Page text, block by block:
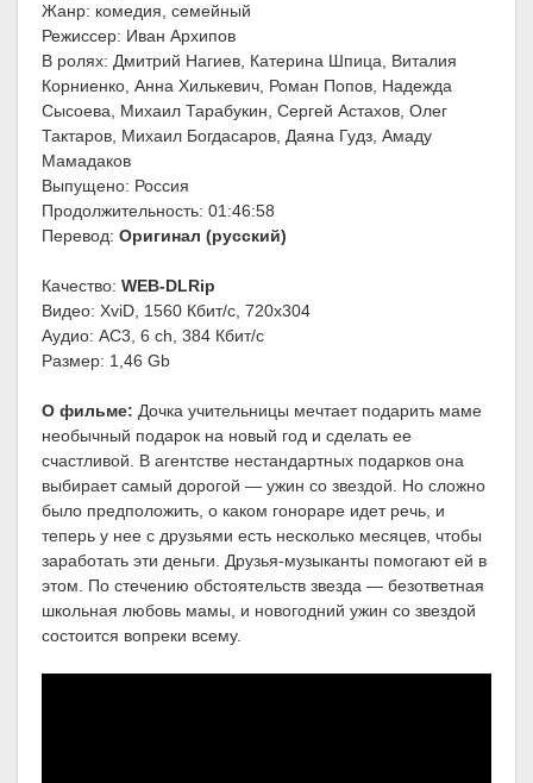
Жанр: комедия, семейный
Режиссер: Иван Архипов
В ролях: Дмитрий Нагиев, Катерина Шпица, Виталия
Корниенко, Анна Хилькевич, Роман Попов, Надежда
Сысоева, Михаил Тарабукин, Сергей Астахов, Олег
Тактаров, Михаил Богдасаров, Даяна Гудз, Амаду
Мамадаков
Выпущено: Россия
Продолжительность: 01:46:58
Перевод: Оригинал (русский)
Качество: WEB-DLRip
Видео: XviD, 1560 Кбит/с, 720x304
Аудио: AC3, 6 ch, 384 Кбит/с
Размер: 1,46 Gb
О фильме: Дочка учительницы мечтает подарить маме
необычный подарок на новый год и сделать ее
счастливой. В агентстве нестандартных подарков она
выбирает самый дорогой — ужин со звездой. Но сложно
было предположить, о каком гонораре идет речь, и
теперь у нее с друзьями есть несколько месяцев, чтобы
заработать эти деньги. Друзья-музыканты помогают ей в
этом. По стечению обстоятельств звезда — безответная
школьная любовь мамы, и новогодний ужин со звездой
состоится вопреки всему.